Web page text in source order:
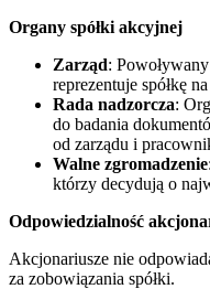
Organy spółki akcyjnej
Zarząd:
reprezentuje spółkę
Rada nadzorcza:
do badania
od zarządu i
Walne zgromadzenie
którzy decydują o
Odpowiedzialność
Akcjonariusze nie
za zobowiązania spółki.